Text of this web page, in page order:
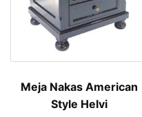
Meja Nakas American
Style Helvi